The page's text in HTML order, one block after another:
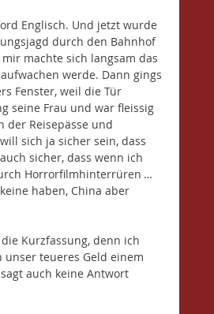
Englisch. Und jetzt wurde
durch den Bahnhof
machte sich langsam das
werde. Dann gings
Fenster, weil die Tür
seine Frau und war fleissig
der Reisepässe und
sich ja sicher sein, dass
sicher, dass wenn ich
Horrorfilmhinterrüren …
haben, China aber
Kurzfassung, denn ich
teueres Geld einem
auch keine Antwort